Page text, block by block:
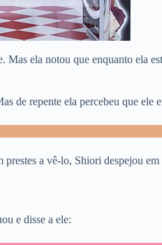
ela notou que enquanto ela
de repente ela percebeu que ele
a vê-lo, Shiori despejou
e disse a ele: